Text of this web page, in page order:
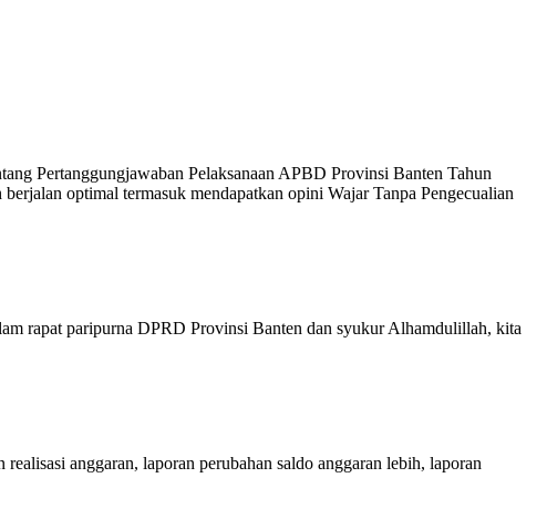
Pertanggungjawaban Pelaksanaan APBD Provinsi Banten Tahun
optimal termasuk mendapatkan opini Wajar Tanpa Pengecualian
rapat paripurna DPRD Provinsi Banten dan syukur Alhamdulillah, kita
anggaran, laporan perubahan saldo anggaran lebih, laporan